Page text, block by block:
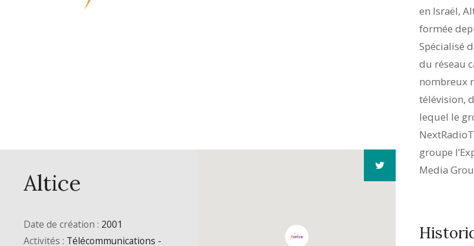
Altice
Date de création : 2001
Activités : Télécommunications -
en Israël,
formée
Spécialisé
du réseau
nombreux
télévision,
lequel le
groupe
Media